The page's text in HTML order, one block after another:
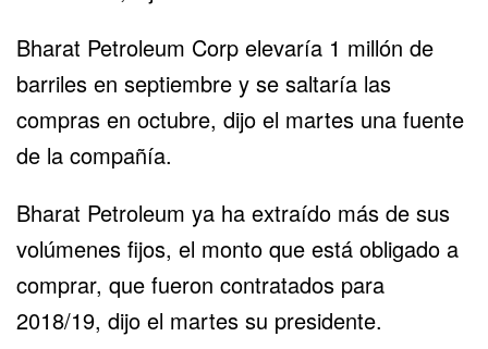
Bharat Petroleum Corp elevaría 1 millón de
barriles en septiembre y se saltaría las
compras en octubre, dijo el martes una fuente
de la compañía.
Bharat Petroleum ya ha extraído más de sus
volúmenes fijos, el monto que está obligado a
comprar, que fueron contratados para
2018/19, dijo el martes su presidente.